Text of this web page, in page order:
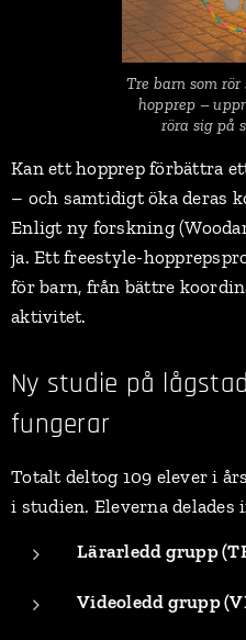
Tre barn som
hopprep –
röra sig på
Kan ett hopprep förbättra
– och samtidigt öka deras
Enligt ny forskning
ja. Ett freestyle-
för barn, från bättre
aktivitet.
Ny studie på
fungerar
Totalt deltog 109 elever i
i studien. Eleverna delades
Lärarledd grupp
Videoledd grupp